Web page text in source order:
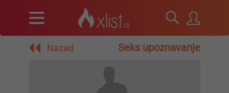
Nazad Seks upoznavanje